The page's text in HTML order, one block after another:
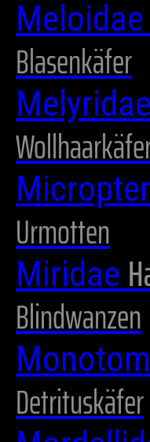
Blasenkäfer
Urmotten
Miridae
Blindwanzen
Detrituskäfer